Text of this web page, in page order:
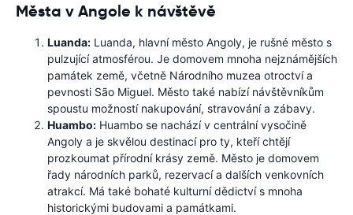
Města v Angole k návštěvě
Luanda: Luanda, hlavní město Angoly, je rušné město s
pulzující atmosférou. Je domovem mnoha nejznámějších
památek země, včetně Národního muzea otroctví a
pevnosti São Miguel. Město také nabízí návštěvníkům
spoustu možností nakupování, stravování a zábavy.
Huambo: Huambo se nachází v centrální vysočině
Angoly a je skvělou destinací pro ty, kteří chtějí
prozkoumat přírodní krásy země. Město je domovem
řady národních parků, rezervací a dalších venkovních
atrakcí. Má také bohaté kulturní dědictví s mnoha
historickými budovami a památkami.